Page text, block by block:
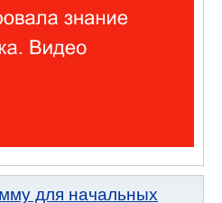
для начальных